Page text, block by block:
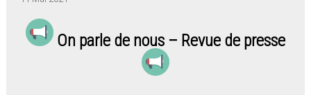
On parle de nous – Revue de presse